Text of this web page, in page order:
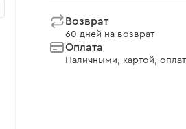
Возврат
60 дней на возврат
Оплата
Наличными, картой,